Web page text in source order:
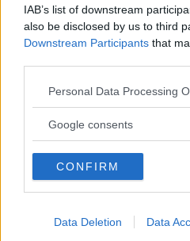
IAB’s list of downstream
also be disclosed by us to third
Downstream Participants that
Please note that this website/
not limited to your visit or usage
use your data for below
consent section.
Personal Data Processing
Google consents
CONFIRM
Data Deletion Data
Läs in
Hade anabola steroider i
Tuna vann extrem målfest i
RESULTAT: Så gick det i alla
Polisen om avlidne personen: